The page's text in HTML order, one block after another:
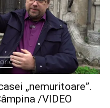
„nemuritoare”.
/VIDEO